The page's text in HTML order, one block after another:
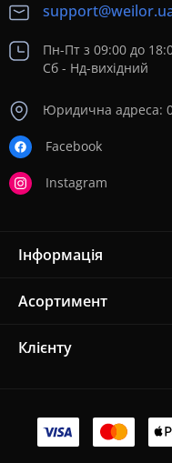
Пн-Пт з 09:00 до
Сб - Нд-вихідний
Юридична адреса:
Facebook
Instagram
Інформація
Асортимент
Клієнту